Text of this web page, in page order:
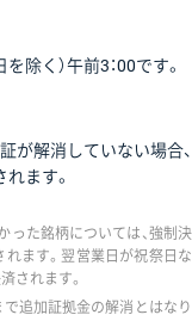
除く）午前3：00です。
が解消していない場合、
ます。
った銘柄については、強制決
ます。翌営業日が祝祭日な
されます。
追加証拠金の解消とはなり